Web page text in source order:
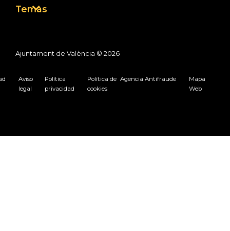
Temas
Ajuntament de València © 2026
Aviso
legal
Política
privacidad
Política de
cookies
Agencia Antifraude
Mapa
Web